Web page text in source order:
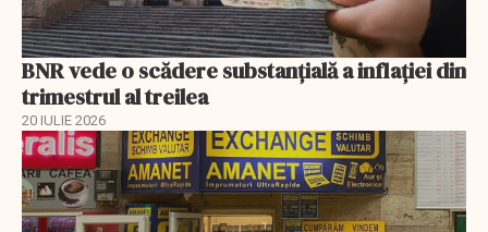
BNR vede o scădere substanţială a inflaţiei din
trimestrul al treilea
20 IULIE 2026